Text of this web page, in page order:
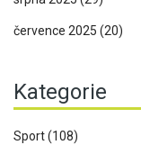
července 2025 (20)
Kategorie
Sport(108)